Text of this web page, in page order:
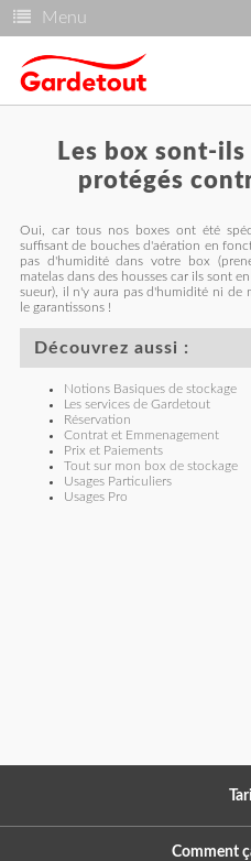
Menu
Les box sont-
protégés
Oui, car tous nos boxes ont été
suffisant de bouches d'aération en
pas d'humidité dans votre box
matelas dans des housses car ils sont
sueur), il n'y aura pas d'humidité ni de
le garantissons !
Découvrez aussi :
Notions Basiques de stockage
Les services de Gardetout
Réservation
Contrat et Emmenagement
Prix et Paiements
Tout sur mon box de stockage
Usages Particuliers
Usages Pro
Comment